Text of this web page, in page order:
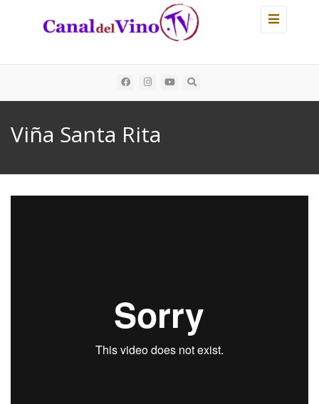
Toggle
navigation
Viña Santa Rita